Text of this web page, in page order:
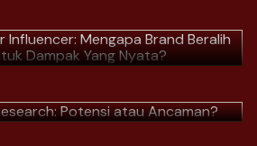
Research:
Ancaman?
Research: A Boon or a